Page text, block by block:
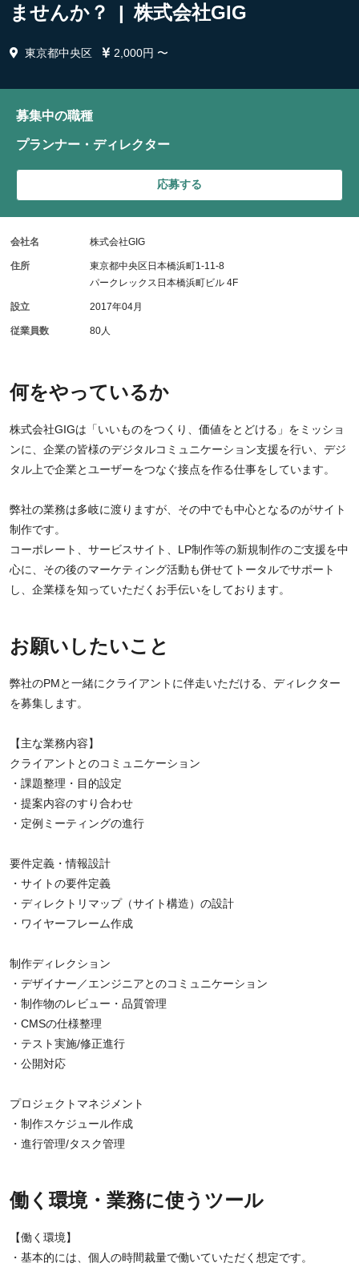
ませんか？ | 株式会社GIG
東京都中央区 2,000円 〜
何をやっているか
株式会社GIGは「いいものをつくり、価値をとどける」をミッショ
ンに、企業の皆様のデジタルコミュニケーション支援を行い、デジ
タル上で企業とユーザーをつなぐ接点を作る仕事をしています。
弊社の業務は多岐に渡りますが、その中でも中心となるのがサイト
制作です。
コーポレート、サービスサイト、LP制作等の新規制作のご支援を中
心に、その後のマーケティング活動も併せてトータルでサポート
し、企業様を知っていただくお手伝いをしております。
お願いしたいこと
弊社のPMと一緒にクライアントに伴走いただける、ディレクター
を募集します。
【主な業務内容】
クライアントとのコミュニケーション
・課題整理・目的設定
・提案内容のすり合わせ
・定例ミーティングの進行
要件定義・情報設計
・サイトの要件定義
・ディレクトリマップ（サイト構造）の設計
・ワイヤーフレーム作成
制作ディレクション
・デザイナー／エンジニアとのコミュニケーション
・制作物のレビュー・品質管理
・CMSの仕様整理
・テスト実施/修正進行
・公開対応
プロジェクトマネジメント
・制作スケジュール作成
・進行管理/タスク管理
働く環境・業務に使うツール
【働く環境】
・基本的には、個人の時間裁量で働いていただく想定です。
募集中の職種
プランナー・ディレクター
応募する
会社名 株式会社GIG
住所
東京都中央区日本橋浜町1-11-8
パークレックス日本橋浜町ビル 4F
設立 2017年04月
従業員数 80人